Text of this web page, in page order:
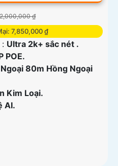
₫
7,850,000 ₫
: Ultra 2k+ sắc nét .
POE.
80m Hồng Ngoại
Kim Loại.
AI.